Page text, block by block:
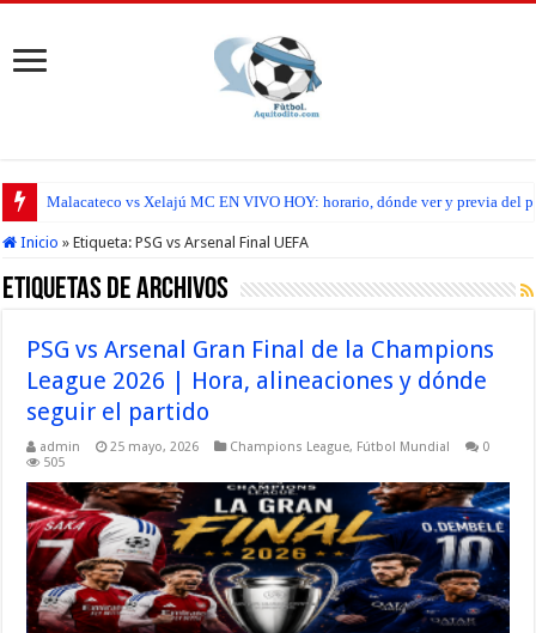
Malacateco vs Xelajú MC EN VIVO HOY: horario, dónde ver y previa del
Inicio » Etiqueta:PSG vs Arsenal Final UEFA
Etiquetas de Archivos
PSG vs Arsenal Gran Final de la Champions
League 2026 | Hora, alineaciones y dónde
seguir el partido
admin 25 mayo, 2026 Champions League, Fútbol Mundial
0
505